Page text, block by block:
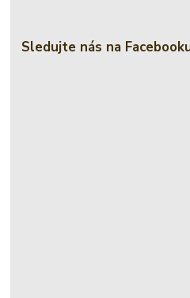
Sledujte nás na